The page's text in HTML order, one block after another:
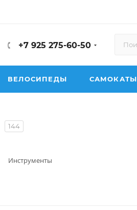
+7 925 275-60-50
ВЕЛОСИПЕДЫ САМОКАТЫ
144
Инструменты